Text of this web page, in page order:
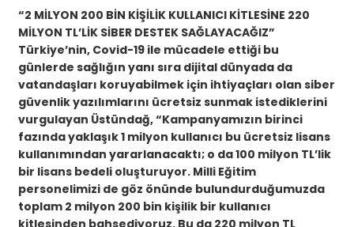
“2 MİLYON 200 BİN KİŞİLİK KULLANICI KİTLESİNE 220
MİLYON TL’LİK SİBER DESTEK SAĞLAYACAĞIZ”
Türkiye’nin, Covid-19 ile mücadele ettiği bu
günlerde sağlığın yanı sıra dijital dünyada da
vatandaşları koruyabilmek için ihtiyaçları olan siber
güvenlik yazılımlarını ücretsiz sunmak istediklerini
vurgulayan Üstündağ, “Kampanyamızın birinci
fazında yaklaşık 1 milyon kullanıcı bu ücretsiz lisans
kullanımından yararlanacaktı; o da 100 milyon TL’lik
bir lisans bedeli oluşturuyor. Milli Eğitim
personelimizi de göz önünde bulundurduğumuzda
toplam 2 milyon 200 bin kişilik bir kullanıcı